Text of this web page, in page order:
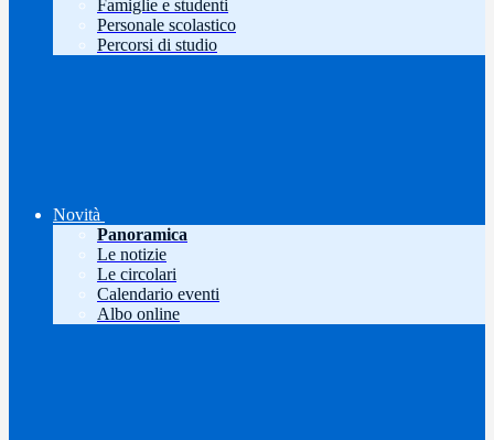
Famiglie e studenti
Personale scolastico
Percorsi di studio
Novità
Panoramica
Le notizie
Le circolari
Calendario eventi
Albo online